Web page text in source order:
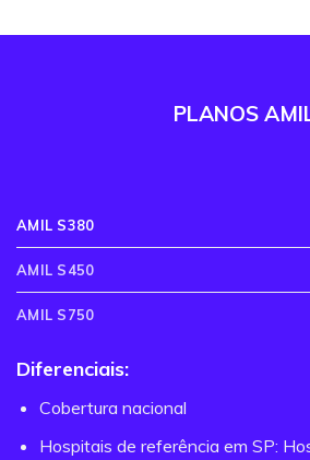
PLANOS
AMIL S380
AMIL S450
AMIL S750
Diferenciais:
Cobertura nacional
Hospitais de referência em SP: